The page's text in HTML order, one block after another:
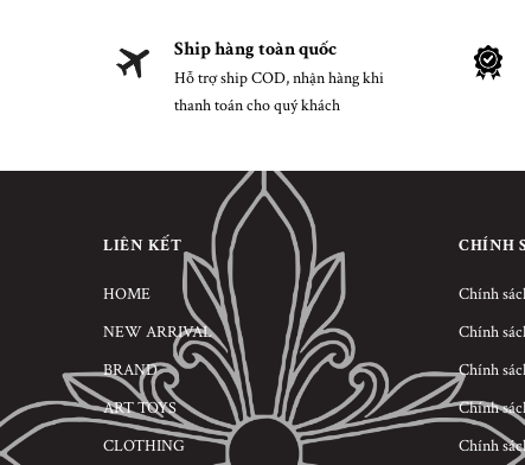
Ship hàng toàn quốc
Hỗ trợ ship COD, nhận hàng khi
thanh toán cho quý khách
LIÊN KẾT
HOME
NEW ARRIVAL
BRAND
ART TOYS
CLOTHING
CHÍNH
Chính
Chính
Chính
Chính
Chính